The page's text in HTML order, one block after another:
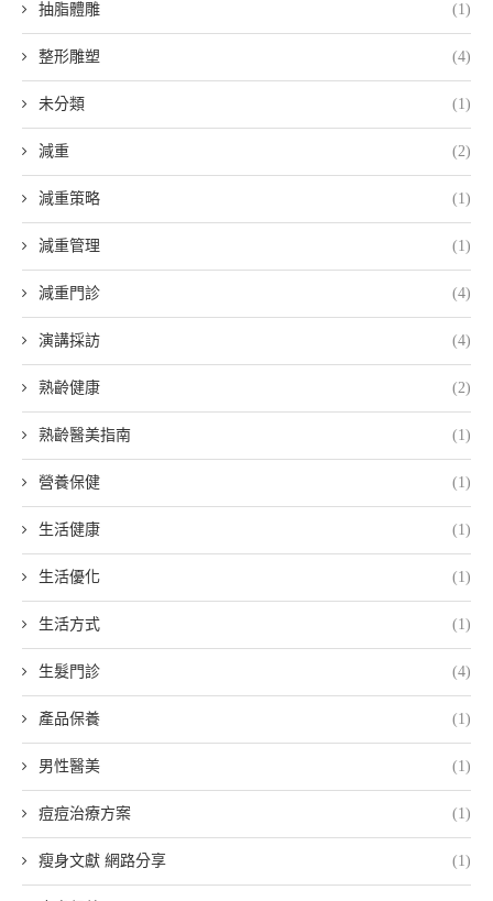
抽脂體雕 (1)
整形雕塑 (4)
未分類 (1)
減重 (2)
減重策略 (1)
減重管理 (1)
減重門診 (4)
演講採訪 (4)
熟齡健康 (2)
熟齡醫美指南 (1)
營養保健 (1)
生活健康 (1)
生活優化 (1)
生活方式 (1)
生髮門診 (4)
產品保養 (1)
男性醫美 (1)
痘痘治療方案 (1)
瘦身文獻 網路分享 (1)